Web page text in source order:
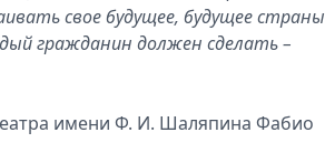
свое будущее, будущее страны
гражданин должен сделать –
имени Ф. И. Шаляпина Фабио